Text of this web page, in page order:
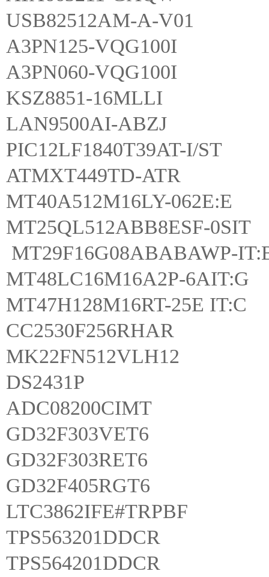
USB82512AM-A-V01
A3PN125-VQG100I
A3PN060-VQG100I
KSZ8851-16MLLI
LAN9500AI-ABZJ
PIC12LF1840T39AT-I/ST
ATMXT449TD-ATR
MT40A512M16LY-062E:E
MT25QL512ABB8ESF-0SIT
MT29F16G08ABABAWP-
MT48LC16M16A2P-6AIT:G
MT47H128M16RT-25E IT:C
CC2530F256RHAR
MK22FN512VLH12
DS2431P
ADC08200CIMT
GD32F303VET6
GD32F303RET6
GD32F405RGT6
LTC3862IFE#TRPBF
TPS563201DDCR
TPS564201DDCR